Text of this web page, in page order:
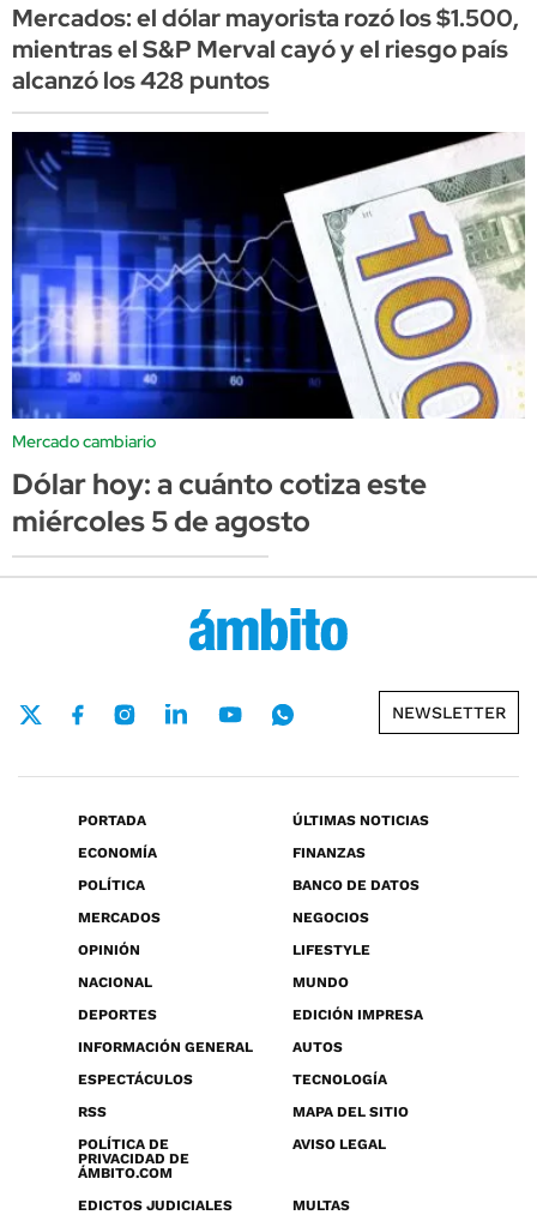
Mercados: el dólar mayorista rozó los $1.500,
mientras el S&P Merval cayó y el riesgo país
alcanzó los 428 puntos
Mercado cambiario
Dólar hoy: a cuánto cotiza este
miércoles 5 de agosto
NEWSLETTER
PORTADA
ÚLTIMAS NOTICIAS
ECONOMÍA
FINANZAS
POLÍTICA
BANCO DE DATOS
MERCADOS
NEGOCIOS
OPINIÓN
LIFESTYLE
NACIONAL
MUNDO
DEPORTES
EDICIÓN IMPRESA
INFORMACIÓN GENERAL
AUTOS
ESPECTÁCULOS
TECNOLOGÍA
RSS
MAPA DEL SITIO
POLÍTICA DE
PRIVACIDAD DE
ÁMBITO.COM
AVISO LEGAL
EDICTOS JUDICIALES MULTAS